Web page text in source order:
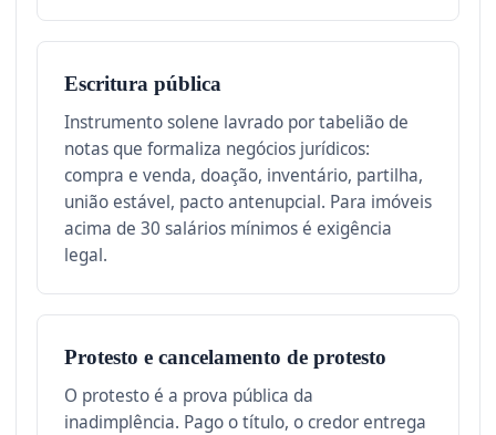
Escritura pública
Instrumento solene lavrado por tabelião de
notas que formaliza negócios jurídicos:
compra e venda, doação, inventário, partilha,
união estável, pacto antenupcial. Para imóveis
acima de 30 salários mínimos é exigência
legal.
Protesto e cancelamento de protesto
O protesto é a prova pública da
inadimplência. Pago o título, o credor entrega